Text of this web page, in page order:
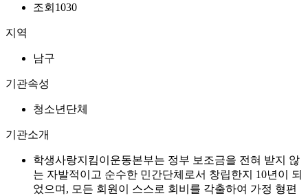
조회 1030
지역
남구
기관속성
청소년단체
기관소개
학생사랑지킴이운동본부는 정부 보조금을 전혀 받지 않
는 자발적이고 순수한 민간단체로서 창립한지 10년이 되
었으며, 모든 회원이 스스로 회비를 각출하여 가정 형편